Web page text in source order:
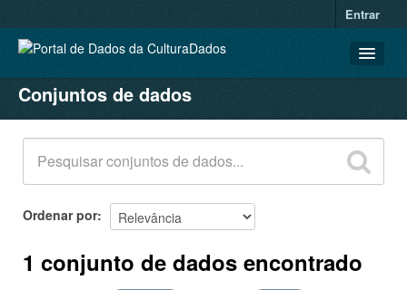
Entrar
CONJUNTOS DE DADOS
ORGANIZAÇÕES
GRUPOS
SOBRE
Conjuntos de dados
Ordenar por
1 conjunto de dados encontrado